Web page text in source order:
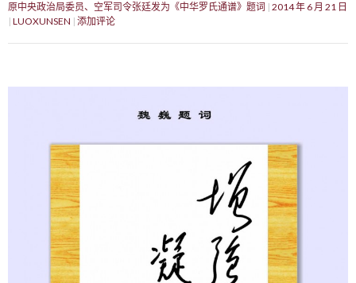
原中央政治局委员、空军司令张廷发为《中华罗氏通谱》题词 2014 年 6 月 21 日
LUOXUNSEN 添加评论